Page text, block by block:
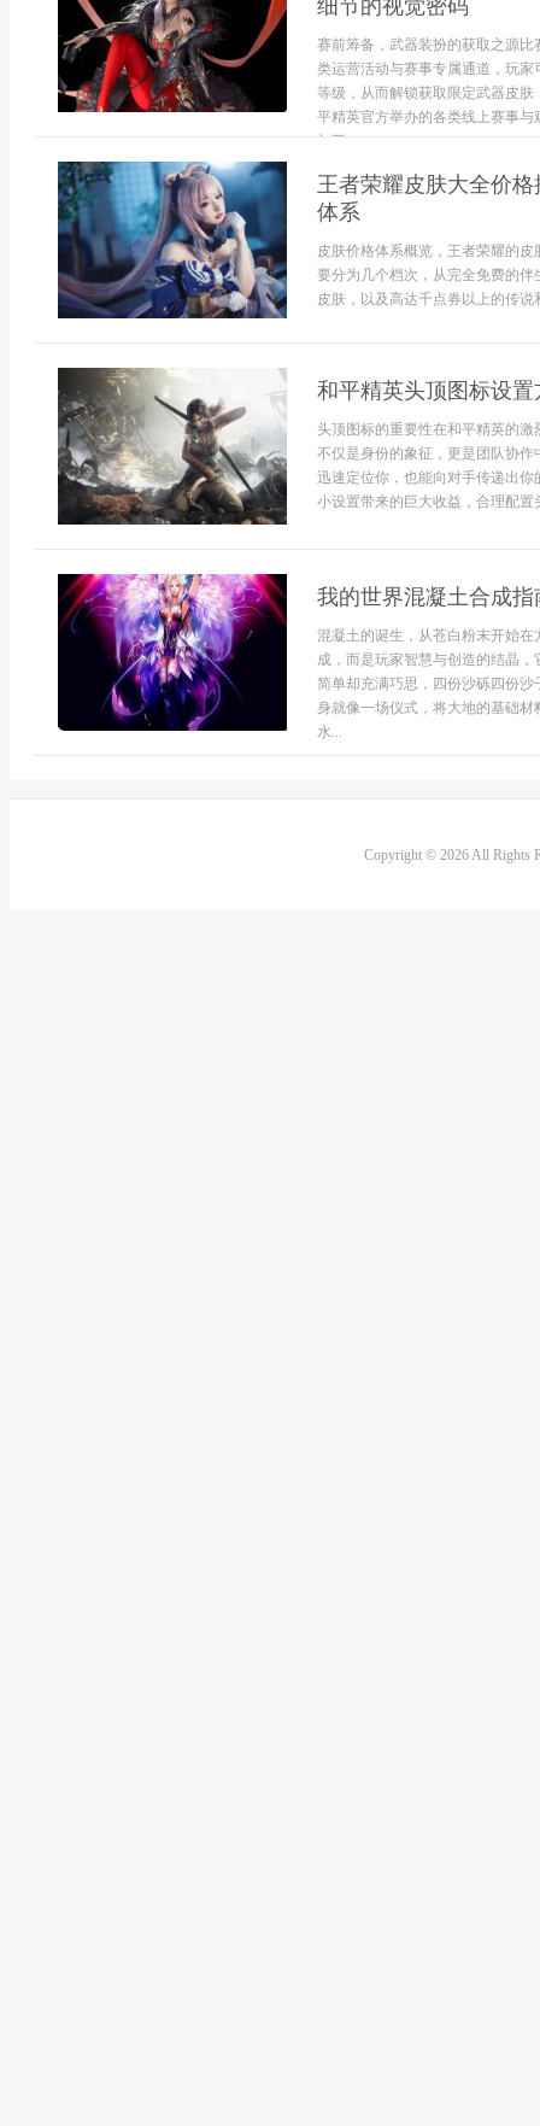
细节的视觉密码
赛前筹备，武器装扮的获取之源
类运营活动与赛事专属通道，玩
等级，从而解锁获取限定武器皮
平精英官方举办的各类线上赛事
与互...
王者荣耀皮肤大全价
体系
皮肤价格体系概览，王者荣耀的
要分为几个档次，从完全免费的
皮肤，以及高达千点券以上的传
和平精英头顶图标设
头顶图标的重要性在和平精英的
不仅是身份的象征，更是团队协
迅速定位你，也能向对手传递出
小设置带来的巨大收益，合理配
我的世界混凝土合成
混凝土的诞生，从苍白粉末开始
成，而是玩家智慧与创造的结晶
简单却充满巧思，四份沙砾四份
身就像一场仪式，将大地的基础
水...
Copyright © 2026 All Rights